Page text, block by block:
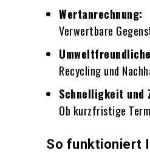
Wertanrechnung:
Verwertbare
Recycling und
Schnelligkeit und
Ob kurzfristige
So funktioniert